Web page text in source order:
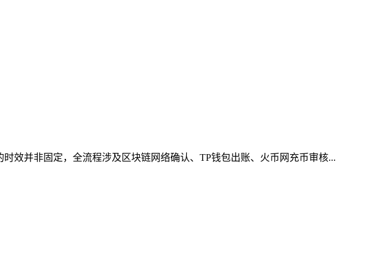
效并非固定，全流程涉及区块链网络确认、TP钱包出账、火币网充币审核...